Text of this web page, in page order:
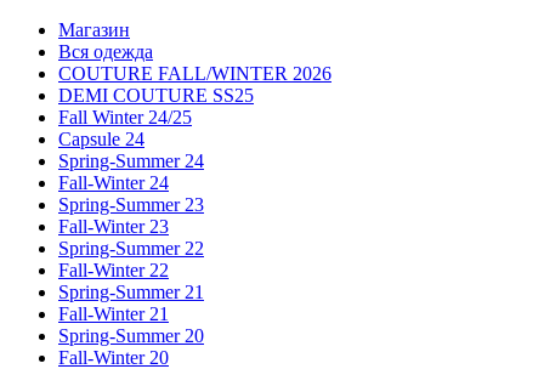
Магазин
Вся одежда
COUTURE FALL/WINTER 2026
DEMI COUTURE SS25
Fall Winter 24/25
Capsule 24
Spring-Summer 24
Fall-Winter 24
Spring-Summer 23
Fall-Winter 23
Spring-Summer 22
Fall-Winter 22
Spring-Summer 21
Fall-Winter 21
Spring-Summer 20
Fall-Winter 20